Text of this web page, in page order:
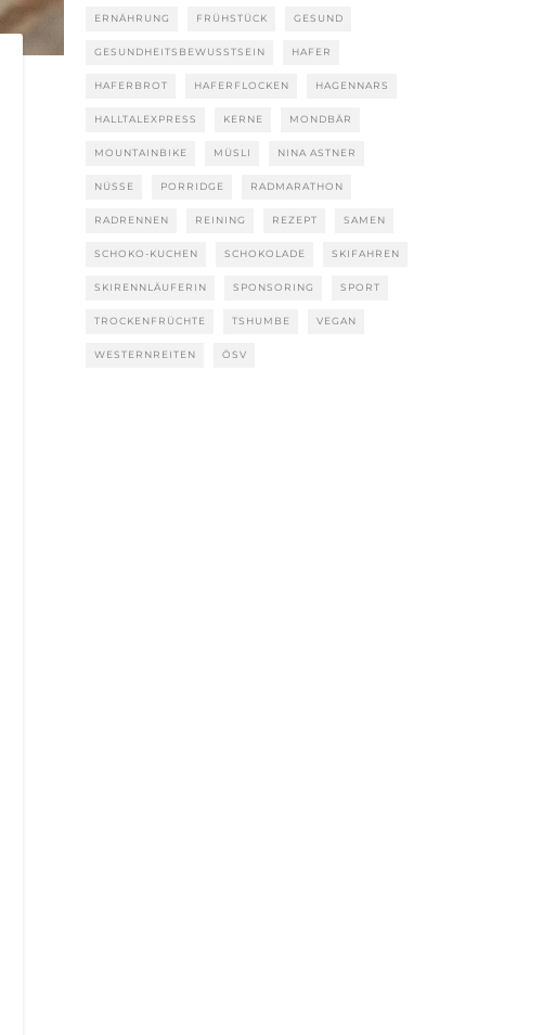
ERNÄHRUNG FRÜHSTÜCK GESUND
GESUNDHEITSBEWUSSTSEIN HAFER
HAFERBROT HAFERFLOCKEN HAGENNARS
HALLTALEXPRESS KERNE MONDBÄR
MOUNTAINBIKE MÜSLI NINA ASTNER
NÜSSE PORRIDGE RADMARATHON
RADRENNEN REINING REZEPT SAMEN
SCHOKO-KUCHEN SCHOKOLADE SKIFAHREN
SKIRENNLÄUFERIN SPONSORING SPORT
TROCKENFRÜCHTE TSHUMBE VEGAN
WESTERNREITEN ÖSV